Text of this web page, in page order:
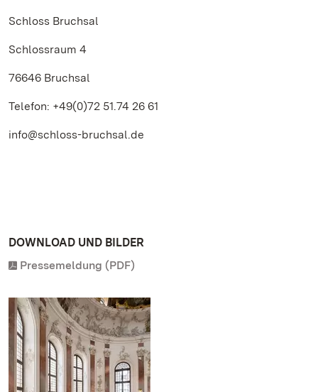
Schloss Bruchsal
Schlossraum 4
76646 Bruchsal
Telefon: +49(0)72 51.74 26 61
info@schloss-bruchsal.de
DOWNLOAD UND BILDER
Pressemeldung (PDF)